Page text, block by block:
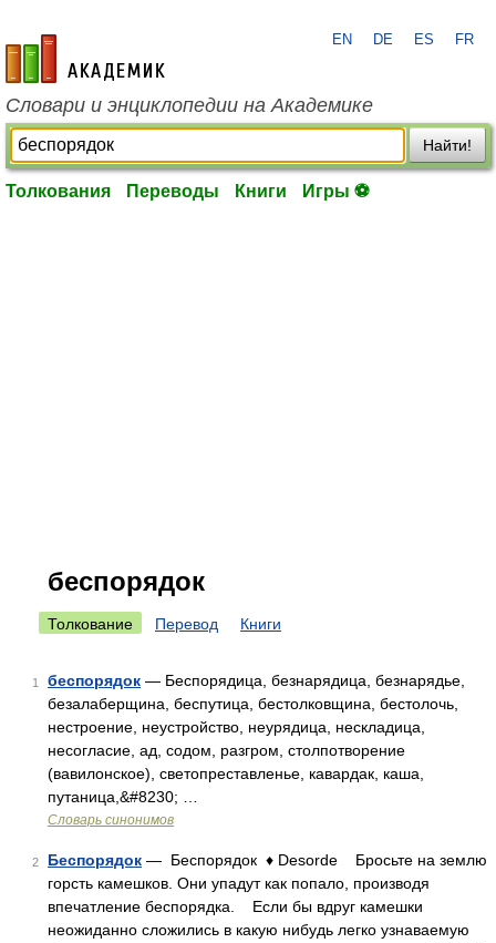
academic.ru
EN DE ES FR
Словари и энциклопедии на Академике
Найти!
Толкования Переводы Книги Игры ⚽
беспорядок
Толкование Перевод Книги
1 беспорядок — Беспорядица, безнарядица, безнарядье,
безалаберщина, беспутица, бестолковщина, бестолочь,
нестроение, неустройство, неурядица, нескладица,
несогласие, ад, содом, разгром, столпотворение
(вавилонское), светопреставленье, кавардак, каша,
путаница,&#8230; …
Словарь синонимов
2 Беспорядок — Беспорядок ♦ Desorde Бросьте на землю
горсть камешков. Они упадут как попало, производя
впечатление беспорядка. Если бы вдруг камешки
неожиданно сложились в какую нибудь легко узнаваемую